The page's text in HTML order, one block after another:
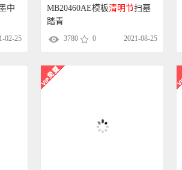
中
02-25
MB20460AE模板清明节扫墓
踏青
3780 0 2021-08-25